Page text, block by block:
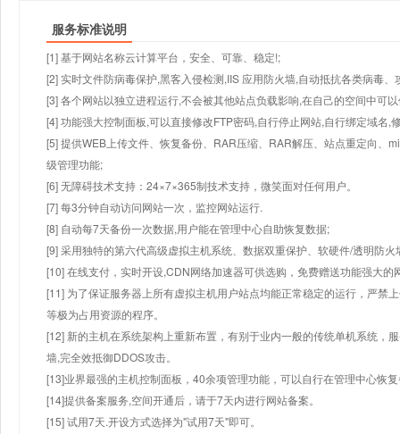
服务标准说明
[1] 基于网站名称云计算平台，安全、可靠、稳定!;
[2] 实时文件防病毒保护,黑客入侵检测,IIS 应用防火墙,自动抵抗各类病毒、
[3] 各个网站以独立进程运行,不会被其他站点负载影响,在自己的空间中可
[4] 功能强大控制面板,可以直接修改FTP密码,自行停止网站,自行绑定域名,
[5] 提供WEB上传文件、恢复备份、RAR压缩、RAR解压、站点重定向、
级管理功能;
[6] 无障碍技术支持：24×7×365制技术支持，微笑面对任何用户。
[7] 每3分钟自动访问网站一次，监控网站运行.
[8] 自动每7天备份一次数据,用户能在管理中心自助恢复数据;
[9] 采用独特的第六代高级虚拟主机系统、数据双重保护、软硬件/透明防火
[10] 在线支付，实时开设,CDN网络加速器可供选购，免费赠送功能强大
[11] 为了保证服务器上所有虚拟主机用户站点均能正常稳定的运行，严禁
等极为占用资源的程序。
[12] 新的主机在系统架构上重新布置，有别于业内一般的传统单机系统，
墙,完全效抵御DDOS攻击。
[13]业界最强的主机控制面板，40余项管理功能，可以自行在管理中心恢
[14]提供备案服务,空间开通后，请于7天内进行网站备案。
[15] 试用7天.开设方式选择为"试用7天"即可。